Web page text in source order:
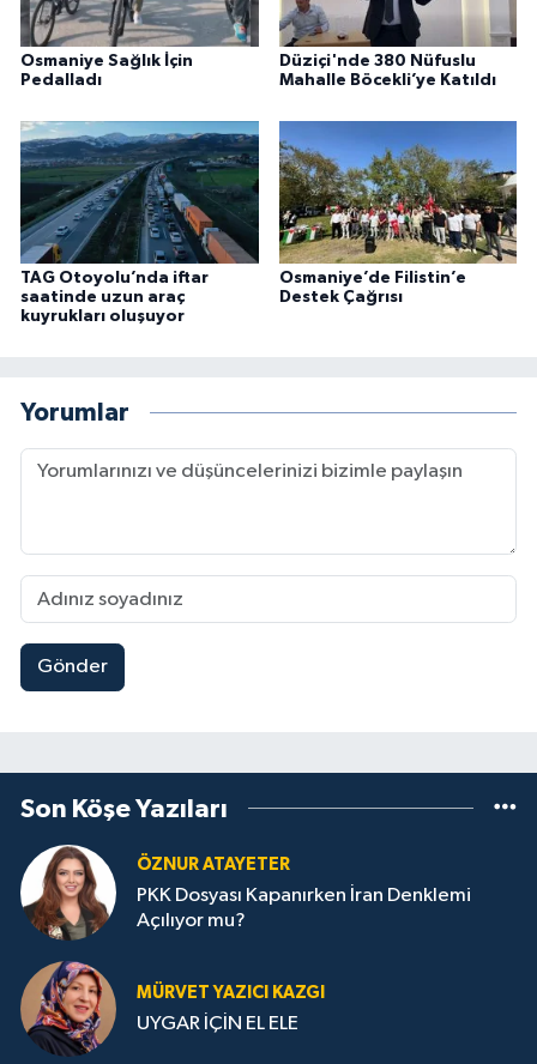
Osmaniye Sağlık İçin
Pedalladı
Düziçi'nde 380 Nüfuslu
Mahalle Böcekli’ye Katıldı
TAG Otoyolu’nda iftar
saatinde uzun araç
kuyrukları oluşuyor
Osmaniye’de Filistin’e
Destek Çağrısı
Yorumlar
Gönder
Son Köşe Yazıları
ÖZNUR ATAYETER
PKK Dosyası Kapanırken İran Denklemi
Açılıyor mu?
MÜRVET YAZICI KAZGI
UYGAR İÇİN EL ELE